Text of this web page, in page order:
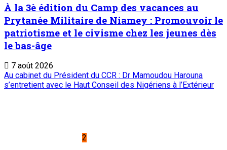
À la 3è édition du Camp des vacances au
Prytanée Militaire de Niamey : Promouvoir le
patriotisme et le civisme chez les jeunes dès
le bas-âge
7 août 2026
Au cabinet du Président du CCR : Dr Mamoudou Harouna
s’entretient avec le Haut Conseil des Nigériens à l’Extérieur
2